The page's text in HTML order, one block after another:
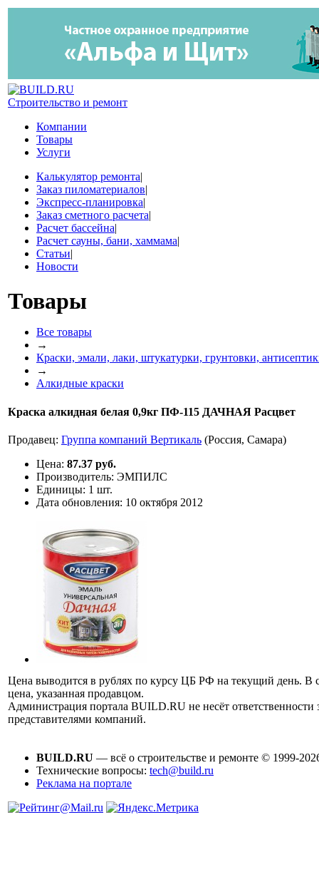
Строительство и ремонт
Компании
Товары
Услуги
Калькулятор ремонта|
Заказ пиломатериалов|
Экспресс-планировка|
Заказ сметного расчета|
Расчет бассейна|
Расчет сауны, бани, хаммама|
Статьи|
Новости
Товары
Все товары
→
Краски, эмали, лаки, штукатурки, грунтовки,
→
Алкидные краски
Краска алкидная белая 0,9кг ПФ-115 ДАЧНАЯ Расцвет
Продавец: Группа компаний Вертикаль (Россия, Самара)
Цена: 87.37 руб.
Производитель: ЭМПИЛС
Единицы: 1 шт.
Дата обновления: 10 октября 2012
Цена выводится в рублях по курсу ЦБ РФ на текущий день. В
цена, указанная продавцом.
Администрация портала BUILD.RU не несёт
представителями компаний.
BUILD.RU — всё о строительстве и ремонте © 1999-
Технические вопросы: tech@build.ru
Реклама на портале